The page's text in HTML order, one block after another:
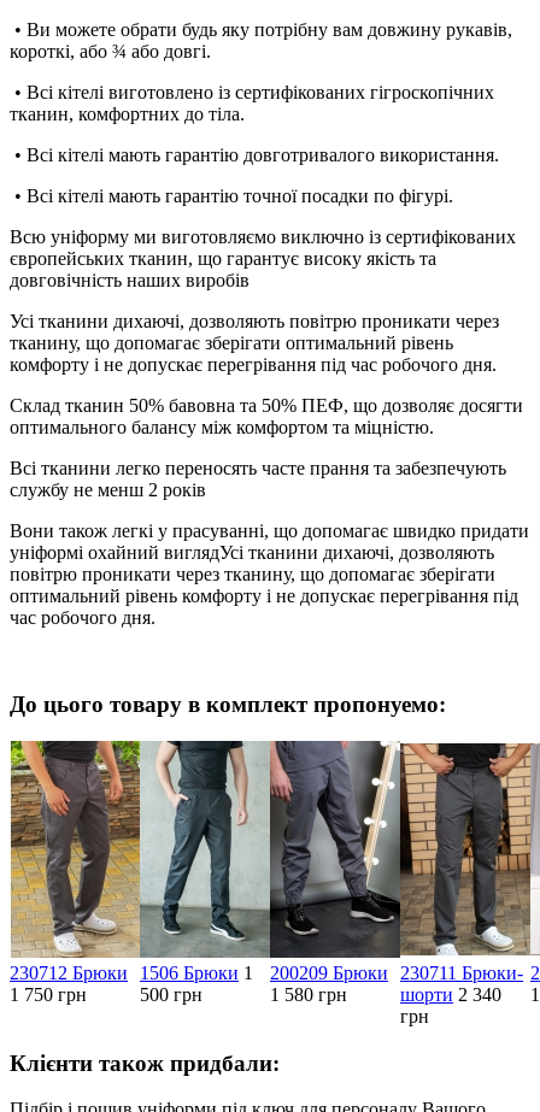
• Ви можете обрати будь яку потрібну вам довжину рукавів,
короткі, або ¾ або довгі.
• Всі кітелі виготовлено із сертифікованих гігроскопічних
тканин, комфортних до тіла.
• Всі кітелі мають гарантію довготривалого використання.
• Всі кітелі мають гарантію точної посадки по фігурі.
Всю уніформу ми виготовляємо виключно із сертифікованих
європейських тканин, що гарантує високу якість та
довговічність наших виробів
Усі тканини дихаючі, дозволяють повітрю проникати через
тканину, що допомагає зберігати оптимальний рівень
комфорту і не допускає перегрівання під час робочого дня.
Склад тканин 50% бавовна та 50% ПЕФ, що дозволяє досягти
оптимального балансу між комфортом та міцністю.
Всі тканини легко переносять часте прання та забезпечують
службу не менш 2 років
Вони також легкі у прасуванні, що допомагає швидко придати
уніформі охайний виглядУсі тканини дихаючі, дозволяють
повітрю проникати через тканину, що допомагає зберігати
оптимальний рівень комфорту і не допускає перегрівання під
час робочого дня.
До цього товару в комплект пропонуемо:
230712 Брюки
1 750 грн
1506 Брюки 1
500 грн
200209 Брюки
1 580 грн
230711 Брюки-
шорти 2 340
грн
Клієнти також придбали: